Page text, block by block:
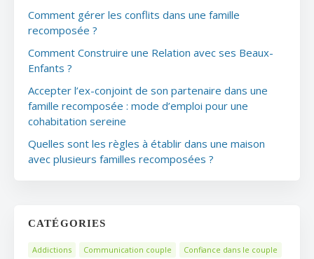
Comment gérer les conflits dans une famille
recomposée ?
Comment Construire une Relation avec ses Beaux-
Enfants ?
Accepter l’ex-conjoint de son partenaire dans une
famille recomposée : mode d’emploi pour une
cohabitation sereine
Quelles sont les règles à établir dans une maison
avec plusieurs familles recomposées ?
CATÉGORIES
Addictions Communication couple
Confiance dans le couple